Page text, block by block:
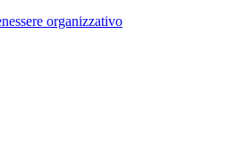
organizzativo